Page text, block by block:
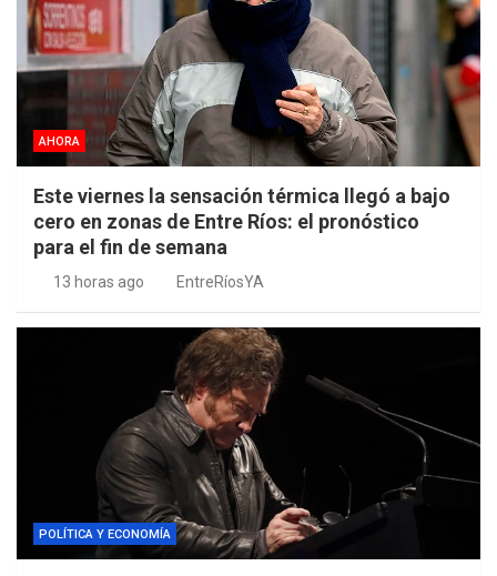
AHORA
Este viernes la sensación térmica llegó a bajo
cero en zonas de Entre Ríos: el pronóstico
para el fin de semana
13 horas ago EntreRíosYA
POLÍTICA Y ECONOMÍA